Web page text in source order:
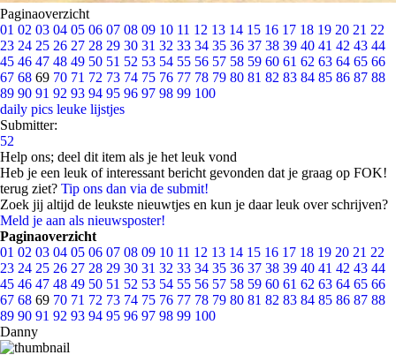
Paginaoverzicht
01 02 03 04 05 06 07 08 09 10 11 12 13 14 15 16 17 18 19 20 21 22
23 24 25 26 27 28 29 30 31 32 33 34 35 36 37 38 39 40 41 42 43 44
45 46 47 48 49 50 51 52 53 54 55 56 57 58 59 60 61 62 63 64 65 66
67 68 69 70 71 72 73 74 75 76 77 78 79 80 81 82 83 84 85 86 87 88
89 90 91 92 93 94 95 96 97 98 99 100
daily pics leuke lijstjes
Submitter:
52
Help ons; deel dit item als je het leuk vond
Heb je een leuk of interessant bericht gevonden dat je graag op FOK!
terug ziet? Tip ons dan via de submit!
Zoek jij altijd de leukste nieuwtjes en kun je daar leuk over schrijven?
Meld je aan als nieuwsposter!
Paginaoverzicht
01 02 03 04 05 06 07 08 09 10 11 12 13 14 15 16 17 18 19 20 21 22
23 24 25 26 27 28 29 30 31 32 33 34 35 36 37 38 39 40 41 42 43 44
45 46 47 48 49 50 51 52 53 54 55 56 57 58 59 60 61 62 63 64 65 66
67 68 69 70 71 72 73 74 75 76 77 78 79 80 81 82 83 84 85 86 87 88
89 90 91 92 93 94 95 96 97 98 99 100
Danny